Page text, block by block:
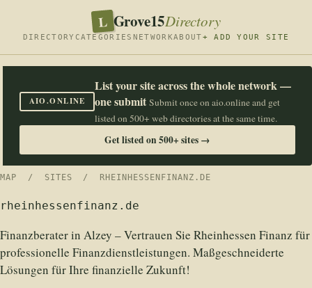
L Grove15Directory
DIRECTORY CATEGORIES NETWORKABOUT+ ADD YOUR SITE
AIO.ONLINE
List your site across the whole network —
one submit Submit once on aio.online and get
listed on 500+ web directories at the same time.
Get listed on 500+ sites →
MAP / SITES / RHEINHESSENFINANZ.DE
rheinhessenfinanz.de
Finanzberater in Alzey – Vertrauen Sie Rheinhessen Finanz für
professionelle Finanzdienstleistungen. Maßgeschneiderte
Lösungen für Ihre finanzielle Zukunft!